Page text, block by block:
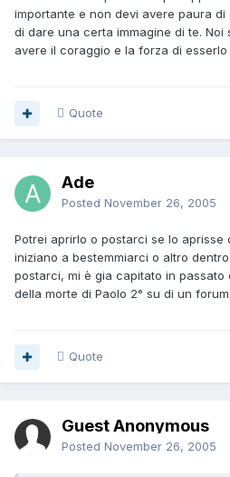
importante e non devi avere paura
di dare una certa immagine di te. Noi
avere il coraggio e la forza di esserlo
Quote
Ade
Posted November 26, 2005
Potrei aprirlo o postarci se lo aprisse
iniziano a bestemmiarci o altro
postarci, mi è gia capitato in passato
della morte di Paolo 2° su di un
Quote
Guest Anonymous
Posted November 26, 2005